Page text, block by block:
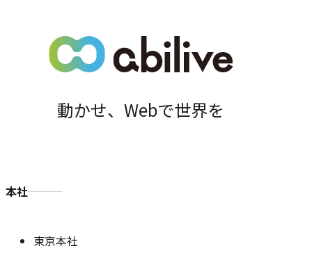
動かせ、Webで世界を
本社
東京本社